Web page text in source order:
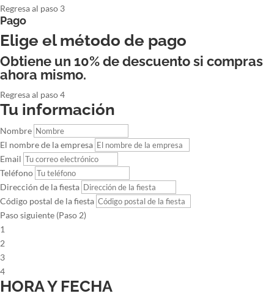
Regresa al paso 3
Pago
Elige el método de pago
Obtiene un 10% de descuento si compras
ahora mismo.
Regresa al paso 4
Tu información
Nombre
El nombre de la empresa
Email
Teléfono
Dirección de la fiesta
Código postal de la fiesta
Paso siguiente (Paso 2)
1
2
3
4
HORA Y FECHA